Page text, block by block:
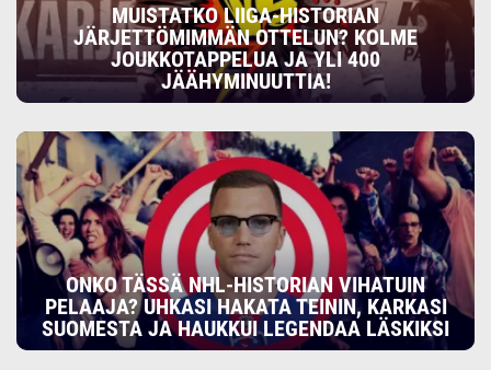
MUISTATKO LIIGA-HISTORIAN
JÄRJETTÖMIMMÄN OTTELUN? KOLME
JOUKKOTAPPELUA JA YLI 400
JÄÄHYMINUUTTIA!
ONKO TÄSSÄ NHL-HISTORIAN VIHATUIN
PELAAJA? UHKASI HAKATA TEININ, KARKASI
SUOMESTA JA HAUKKUI LEGENDAA LÄSKIKSI